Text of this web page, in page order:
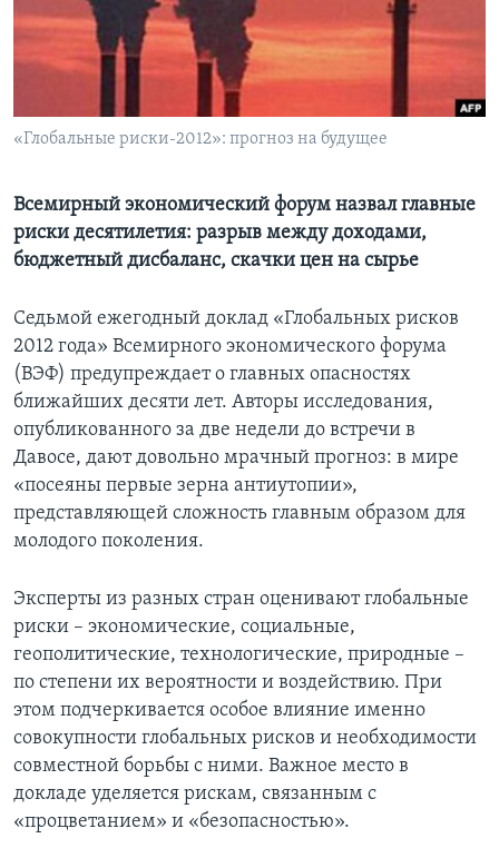
Learning English
Языки
«Глобальные риски-2012»: прогноз на будущее
Всемирный экономический форум назвал главные
риски десятилетия: разрыв между доходами,
бюджетный дисбаланс, скачки цен на сырье
Седьмой ежегодный доклад «Глобальных рисков
2012 года» Всемирного экономического форума
(ВЭФ) предупреждает о главных опасностях
ближайших десяти лет. Авторы исследования,
опубликованного за две недели до встречи в
Давосе, дают довольно мрачный прогноз: в мире
«посеяны первые зерна антиутопии»,
представляющей сложность главным образом для
молодого поколения.
Эксперты из разных стран оценивают глобальные
риски – экономические, социальные,
геополитические, технологические, природные –
по степени их вероятности и воздействию. При
этом подчеркивается особое влияние именно
совокупности глобальных рисков и необходимости
совместной борьбы с ними. Важное место в
докладе уделяется рискам, связанным с
«процветанием» и «безопасностью».